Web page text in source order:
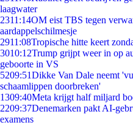
laagwater
2311:14OM eist TBS tegen
aardappelschilmesje
2911:08Tropische hitte keert
3010:12Trump grijpt weer in op
geboorte in VS
5209:51Dikke Van Dale neemt
schaamlippen doorbreken'
1309:40Meta krijgt half miljard
2209:37Denemarken pakt AI-
examens